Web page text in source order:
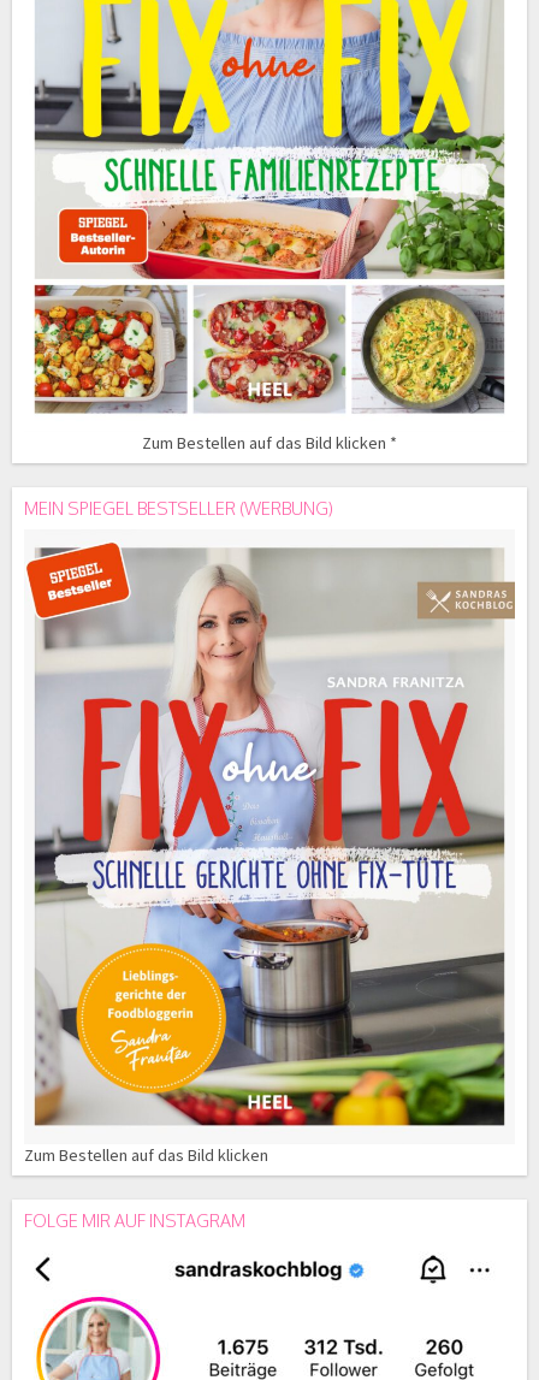
Zum Bestellen auf das Bild klicken *
MEIN SPIEGEL BESTSELLER (WERBUNG)
Zum Bestellen auf das Bild klicken
FOLGE MIR AUF INSTAGRAM